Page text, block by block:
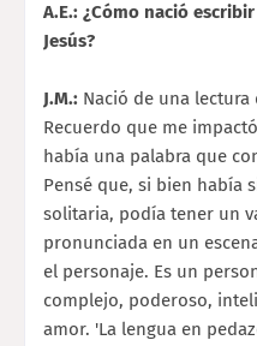
A.E.: ¿Cómo nació
Jesús?
J.M.: Nació de una lectura
Recuerdo que me
había una palabra que
Pensé que, si bien había
solitaria, podía tener un
pronunciada en un
el personaje. Es un
complejo, poderoso,
amor. 'La lengua en